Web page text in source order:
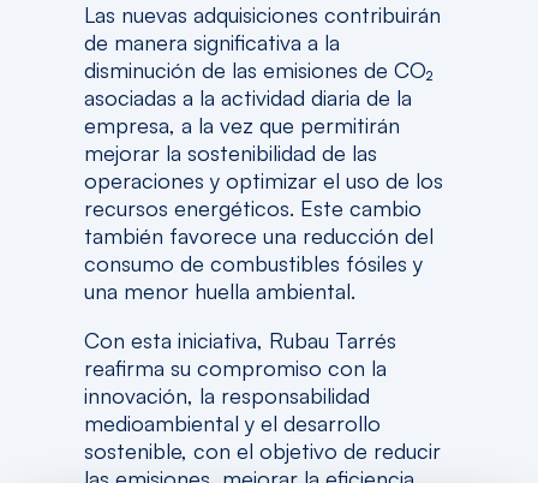
Las nuevas adquisiciones contribuirán
de manera significativa a la
disminución de las emisiones de CO₂
asociadas a la actividad diaria de la
empresa, a la vez que permitirán
mejorar la sostenibilidad de las
operaciones y optimizar el uso de los
recursos energéticos. Este cambio
también favorece una reducción del
consumo de combustibles fósiles y
una menor huella ambiental.
Con esta iniciativa, Rubau Tarrés
reafirma su compromiso con la
innovación, la responsabilidad
medioambiental y el desarrollo
sostenible, con el objetivo de reducir